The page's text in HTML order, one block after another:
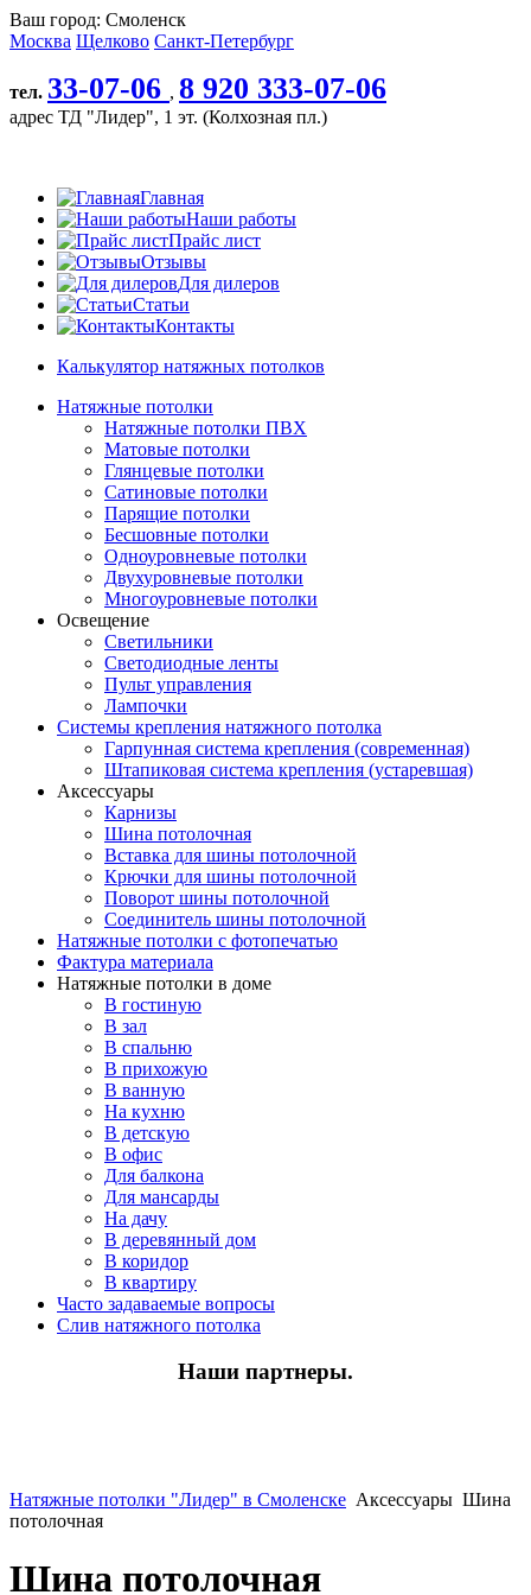
Ваш город: Смоленск
Москва Щелково Санкт-Петербург
тел. 33-07-06 , 8 920 333-07-06
адрес ТД "Лидер", 1 эт. (Колхозная пл.)
Главная
Наши работы
Прайс лист
Отзывы
Для дилеров
Cтатьи
Контакты
Калькулятор натяжных потолков
Натяжные потолки
Натяжные потолки ПВХ
Матовые потолки
Глянцевые потолки
Сатиновые потолки
Парящие потолки
Бесшовные потолки
Одноуровневые потолки
Двухуровневые потолки
Многоуровневые потолки
Освещение
Светильники
Светодиодные ленты
Пульт управления
Лампочки
Системы крепления натяжного потолка
Гарпунная система крепления (современная)
Штапиковая система крепления (устаревшая)
Аксессуары
Карнизы
Шина потолочная
Вставка для шины потолочной
Крючки для шины потолочной
Поворот шины потолочной
Соединитель шины потолочной
Натяжные потолки с фотопечатью
Фактура материала
Натяжные потолки в доме
В гостиную
В зал
В спальню
В прихожую
В ванную
На кухню
В детскую
В офис
Для балкона
Для мансарды
На дачу
В деревянный дом
В коридор
В квартиру
Часто задаваемые вопросы
Слив натяжного потолка
Наши партнеры.
Натяжные потолки "Лидер" в Смоленске Аксессуары Шина
потолочная
Шина потолочная